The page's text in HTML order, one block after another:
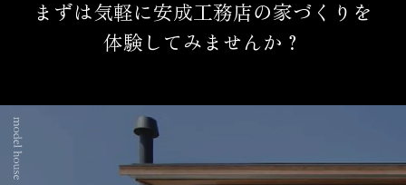
まずは気軽に安成工務店の家づくりを
体験してみませんか？